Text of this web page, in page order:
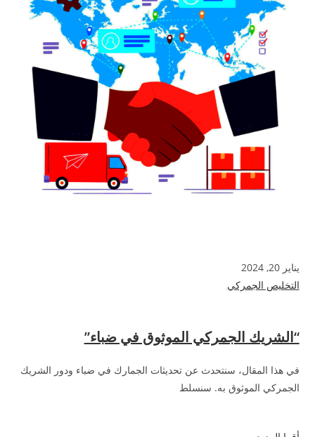
يناير 20, 2024
التخليص الجمركي
“الشريك الجمركي الموثوق في ضباء”
في هذا المقال، سنتحدث عن تحديثات الجمارك في ضباء ودور الشريك
الجمركي الموثوق به. سنسلط